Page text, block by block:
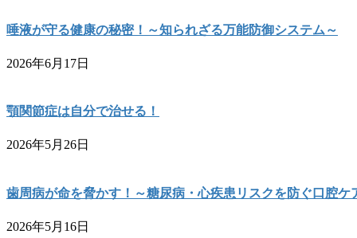
唾液が守る健康の秘密！～知られざる万能防御システム～
2026年6月17日
顎関節症は自分で治せる！
2026年5月26日
歯周病が命を脅かす！～糖尿病・心疾患リスクを防ぐ口腔ケ
2026年5月16日